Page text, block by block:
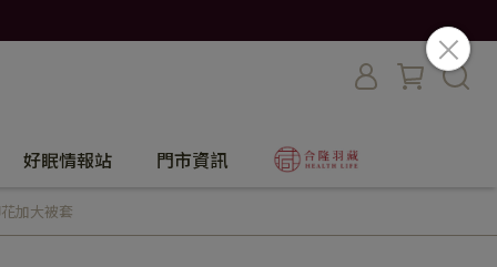
好眠情報站 門市資訊
加大被套